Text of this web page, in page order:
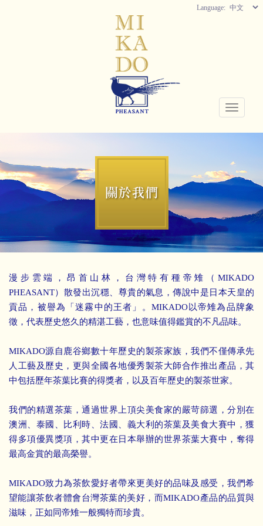
Language:
Toggle
漫步雲端，昂首山林，台灣特有種帝雉（MIKADO
PHEASANT）散發出沉穩、尊貴的氣息，傳說中是日本天皇的
貢品，被譽為「迷霧中的王者」。MIKADO以帝雉為品牌象
徵，代表歷史悠久的精湛工藝，也意味值得鑑賞的不凡品味。
MIKADO源自鹿谷鄉數十年歷史的製茶家族，我們不僅傳承先
人工藝及歷史，更與全國各地優秀製茶大師合作推出產品，其
中包括歷年茶葉比賽的得獎者，以及百年歷史的製茶世家。
我們的精選茶葉，通過世界上頂尖美食家的嚴苛篩選，分別在
澳洲、泰國、比利時、法國、義大利的茶葉及美食大賽中，獲
得多項優異獎項，其中更在日本舉辦的世界茶葉大賽中，奪得
最高金賞的最高榮譽。
MIKADO致力為茶飲愛好者帶來更美好的品味及感受，我們希
望能讓茶飲者體會台灣茶葉的美好，而MIKADO產品的品質與
滋味，正如同帝雉一般獨特而珍貴。